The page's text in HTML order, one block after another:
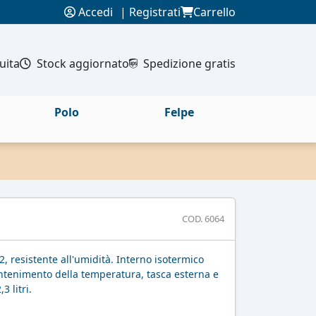
Accedi | Registrati Carrello
Stock aggiornato Spedizione gratis
Polo Felpe
COD. 6064
resistente all'umidità. Interno isotermico
della temperatura, tasca esterna e
litri.